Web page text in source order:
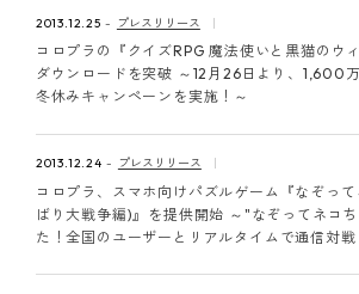
2013.12.25 プレスリリース
コロプラの『クイズRPG 魔法使いと黒猫のウ
ダウンロードを突破 ～12月26日より、1,600
冬休みキャンペーンを実施！～
2013.12.24 プレスリリース
コロプラ、スマホ向けパズルゲーム『なぞっ
ばり大戦争編)』を提供開始 ～"なぞってネコ
た！全国のユーザーとリアルタイムで通信対戦